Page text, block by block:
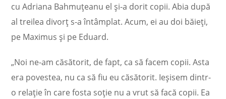
cu Adriana Bahmuțeanu el și-a dorit copii. Abia după
al treilea divorț s-a întâmplat. Acum, ei au doi băieți,
pe Maximus și pe Eduard.
„Noi ne-am căsătorit, de fapt, ca să facem copii. Asta
era povestea, nu ca să fiu eu căsătorit. Ieșisem dintr-
o relație în care fosta soție nu a vrut să facă copii. Ea